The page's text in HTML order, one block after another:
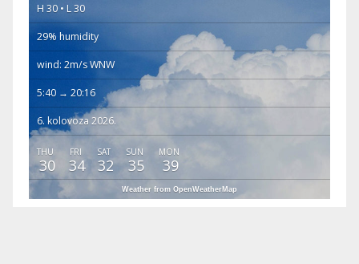
H 30 • L 30
29% humidity
wind: 2m/s WNW
5:40 → 20:16
6. kolovoza 2026.
THU
30
FRI
34
SAT
32
SUN
35
MON
39
Weather from OpenWeatherMap